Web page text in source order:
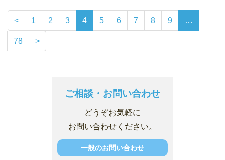
< 1 2 3 4 5 6 7 8 9 …
78 >
ご相談・お問い合わせ
どうぞお気軽に
お問い合わせください。
一般のお問い合わせ